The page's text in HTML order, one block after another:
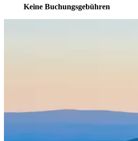
Keine Buchungsgebühren